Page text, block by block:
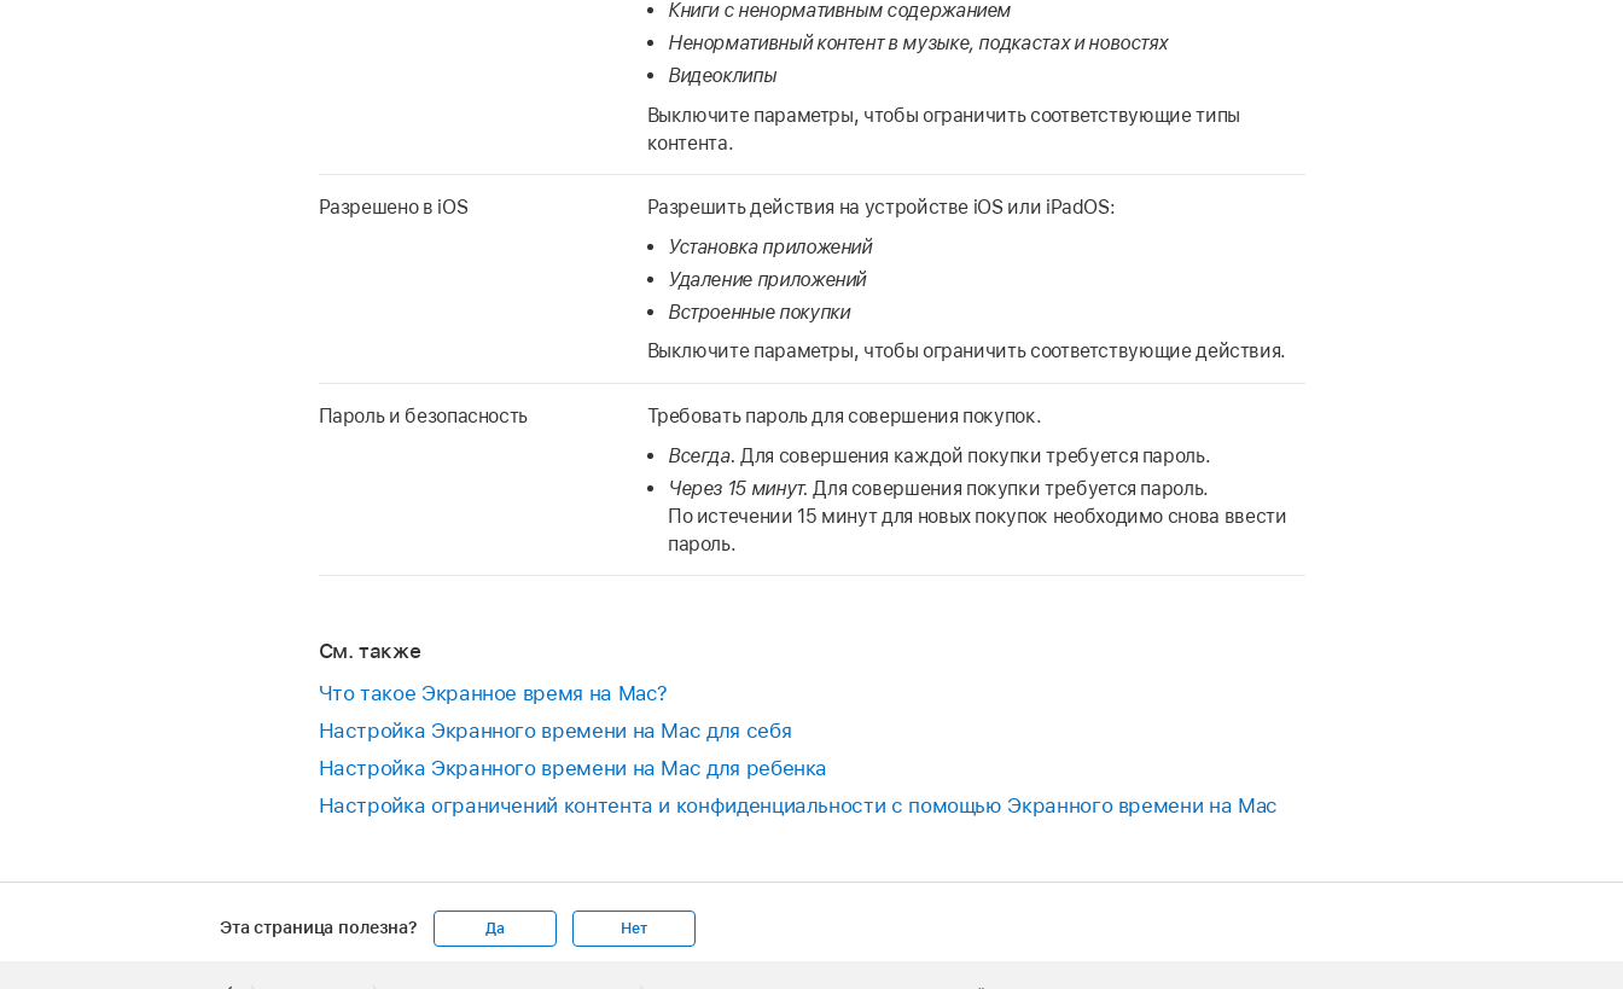
Книги с ненормативным содержанием
Ненормативный контент в музыке, подкастах и новостях
Видеоклипы
Выключите параметры, чтобы ограничить соответствующие типы
контента.
Разрешено в iOS
Разрешить действия на устройстве iOS или iPadOS:
Установка приложений
Удаление приложений
Встроенные покупки
Выключите параметры, чтобы ограничить соответствующие действия.
Пароль и безопасность
Требовать пароль для совершения покупок.
Всегда. Для совершения каждой покупки требуется пароль.
Через 15 минут. Для совершения покупки требуется пароль.
По истечении 15 минут для новых покупок необходимо снова ввести
пароль.
См. также
Что такое Экранное время на Mac?
Настройка Экранного времени на Mac для себя
Настройка Экранного времени на Mac для ребенка
Настройка ограничений контента и конфиденциальности с помощью Экранного времени на Mac
Эта страница полезна? Да Нет